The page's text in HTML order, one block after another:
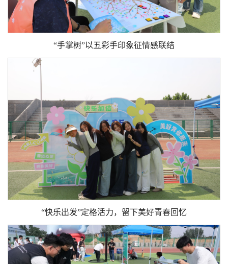
“手掌树”以五彩手印象征情感联结
“快乐出发”定格活力，留下美好青春回忆